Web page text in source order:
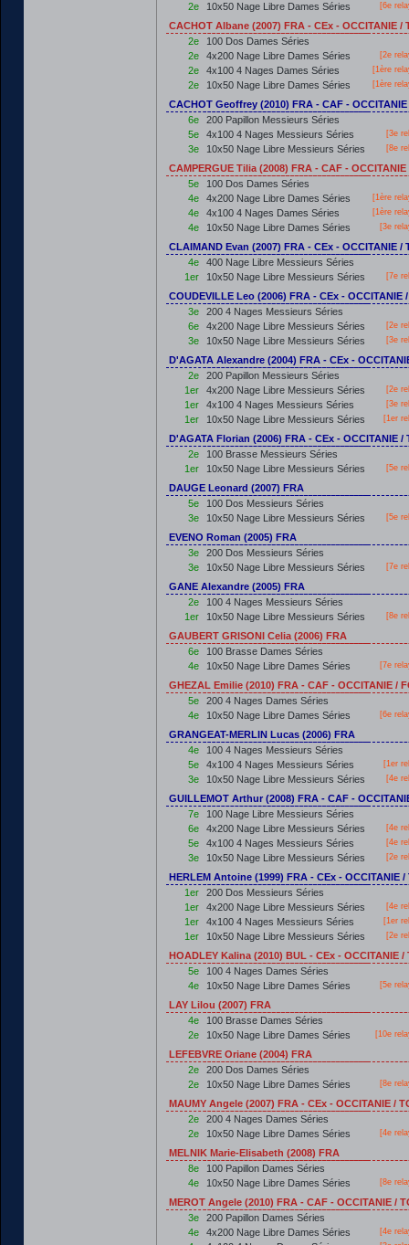
2e 10x50 Nage Libre Dames Séries [6e
CACHOT Albane (2007) FRA - CEx - OCCITANIE /
2e
100 Dos Dames Séries
2e
4x200 Nage Libre Dames Séries [2e
2e 4x100 4 Nages Dames Séries [1ère
2e 10x50 Nage Libre Dames Séries [1ère
CACHOT Geoffrey (2010) FRA - CAF -
6e
200 Papillon Messieurs Séries
5e
4x100 4 Nages Messieurs Séries [3e
3e 10x50 Nage Libre Messieurs Séries [8e
CAMPERGUE Tilia (2008) FRA - CAF -
5e
100 Dos Dames Séries
4e
4x200 Nage Libre Dames Séries [1ère
4e 4x100 4 Nages Dames Séries [1ère
4e 10x50 Nage Libre Dames Séries [3e
CLAIMAND Evan (2007) FRA - CEx - OCCITANIE /
4e
400 Nage Libre Messieurs Séries
1er
10x50 Nage Libre Messieurs Séries [7e
COUDEVILLE Leo (2006) FRA - CEx - OCCITANIE
3e
200 4 Nages Messieurs Séries
6e
4x200 Nage Libre Messieurs Séries [2e
3e 10x50 Nage Libre Messieurs Séries [3e
D'AGATA Alexandre (2004) FRA - CEx -
2e
200 Papillon Messieurs Séries
1er
4x200 Nage Libre Messieurs Séries [2e
1er 4x100 4 Nages Messieurs Séries [3e
1er 10x50 Nage Libre Messieurs Séries [1er
D'AGATA Florian (2006) FRA - CEx - OCCITANIE /
2e
100 Brasse Messieurs Séries
1er
10x50 Nage Libre Messieurs Séries [5e
DAUGE Leonard (2007) FRA
5e
100 Dos Messieurs Séries
3e
10x50 Nage Libre Messieurs Séries [5e
EVENO Roman (2005) FRA
3e
200 Dos Messieurs Séries
3e
10x50 Nage Libre Messieurs Séries [7e
GANE Alexandre (2005) FRA
2e
100 4 Nages Messieurs Séries
1er
10x50 Nage Libre Messieurs Séries [8e
GAUBERT GRISONI Celia (2006) FRA
6e
100 Brasse Dames Séries
4e
10x50 Nage Libre Dames Séries [7e
GHEZAL Emilie (2010) FRA - CAF - OCCITANIE /
5e
200 4 Nages Dames Séries
4e
10x50 Nage Libre Dames Séries [6e
GRANGEAT-MERLIN Lucas (2006) FRA
4e
100 4 Nages Messieurs Séries
5e
4x100 4 Nages Messieurs Séries [1er
3e 10x50 Nage Libre Messieurs Séries [4e
GUILLEMOT Arthur (2008) FRA - CAF -
7e
100 Nage Libre Messieurs Séries
6e
4x200 Nage Libre Messieurs Séries [4e
5e 4x100 4 Nages Messieurs Séries [4e
3e 10x50 Nage Libre Messieurs Séries [2e
HERLEM Antoine (1999) FRA - CEx - OCCITANIE /
1er
200 Dos Messieurs Séries
1er
4x200 Nage Libre Messieurs Séries [4e
1er 4x100 4 Nages Messieurs Séries [1er
1er 10x50 Nage Libre Messieurs Séries [2e
HOADLEY Kalina (2010) BUL - CEx - OCCITANIE /
5e
100 4 Nages Dames Séries
4e
10x50 Nage Libre Dames Séries [5e
LAY Lilou (2007) FRA
4e
100 Brasse Dames Séries
2e
10x50 Nage Libre Dames Séries [10e
LEFEBVRE Oriane (2004) FRA
2e
200 Dos Dames Séries
2e
10x50 Nage Libre Dames Séries [8e
MAUMY Angele (2007) FRA - CEx - OCCITANIE /
2e
200 4 Nages Dames Séries
2e
10x50 Nage Libre Dames Séries [4e
MELNIK Marie-Elisabeth (2008) FRA
8e
100 Papillon Dames Séries
4e
10x50 Nage Libre Dames Séries [8e
MEROT Angele (2010) FRA - CAF - OCCITANIE /
3e
200 Papillon Dames Séries
4e
4x200 Nage Libre Dames Séries [4e